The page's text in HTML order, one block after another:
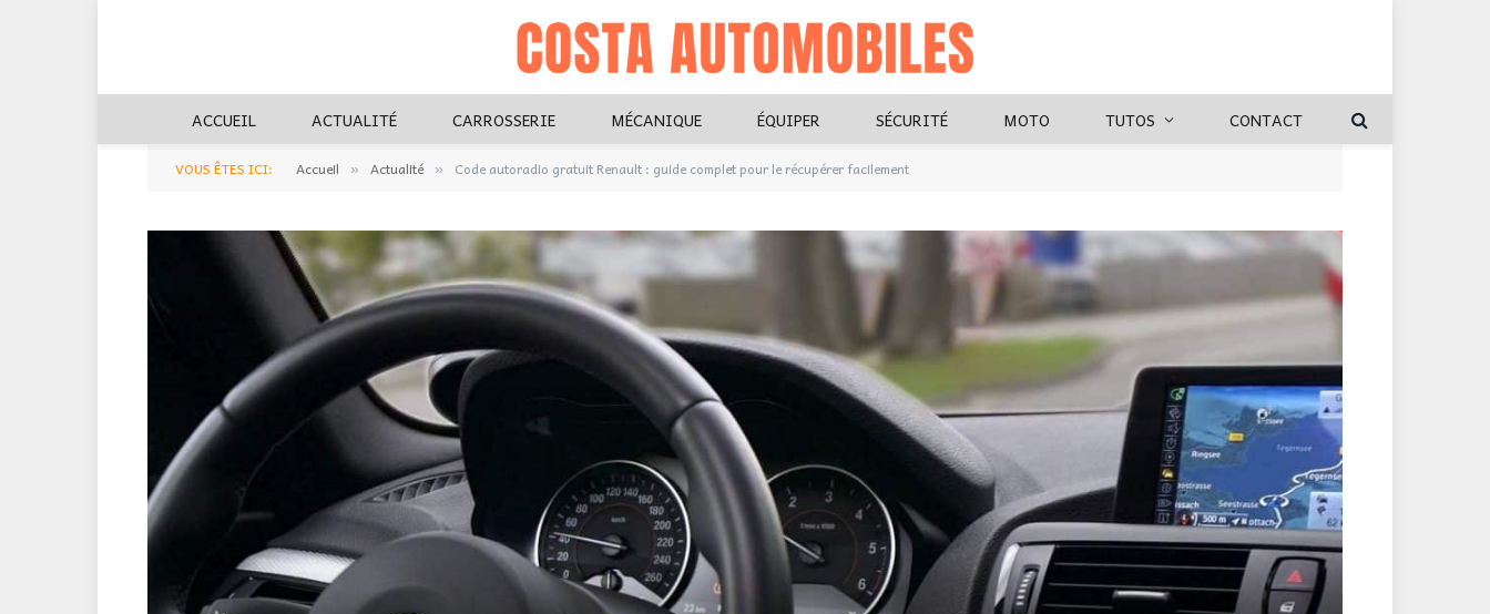
ACCUEIL ACTUALITÉ CARROSSERIE MÉCANIQUE ÉQUIPER SÉCURITÉ MOTO TUTOS CONTACT
VOUS ÊTES ICI: Accueil » Actualité » Code autoradio gratuit Renault : guide complet pour le récupérer facilement